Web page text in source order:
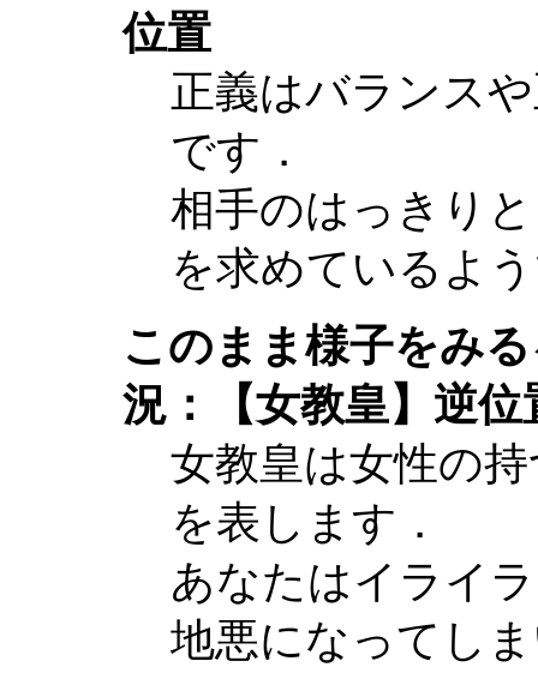
位置
正義はバランス
です．
相手のはっきり
を求めているよ
このまま様子をみ
況：【女教皇】逆位
女教皇は女性の
を表します．
あなたはイライ
地悪になってし